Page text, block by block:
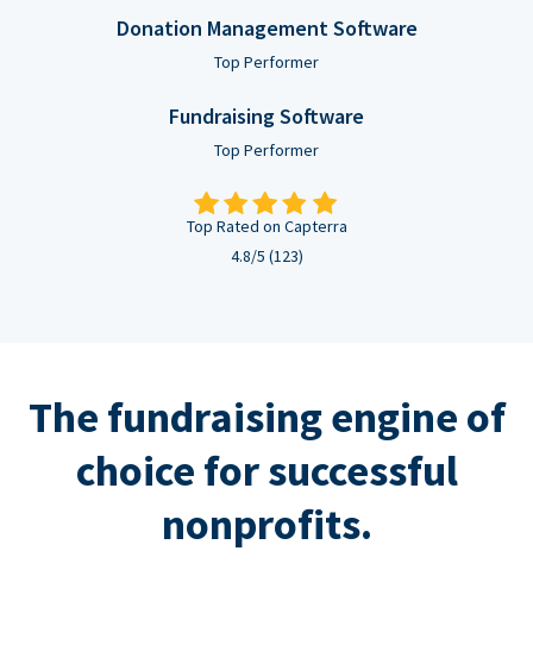
Donation Management Software
Top Performer
Fundraising Software
Top Performer
Top Rated on Capterra
4.8/5 (123)
The fundraising engine of
choice for successful
nonprofits.